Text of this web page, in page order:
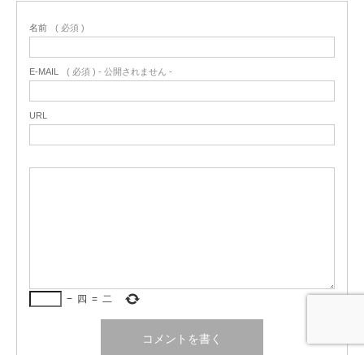
名前 ( 必須 )
E-MAIL ( 必須 ) - 公開されません -
URL
− 四 = 二